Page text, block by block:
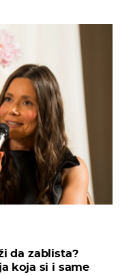
da zablista?
koja si i same